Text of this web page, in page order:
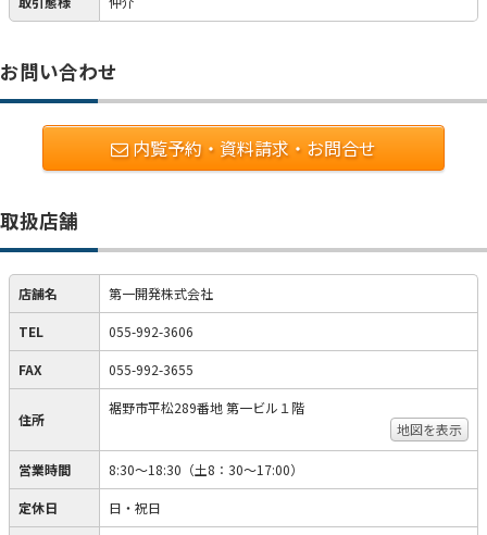
お問い合わせ
内覧予約・資料請求・お問合せ
取扱店舗
店舗名 第一開発株式会社
TEL 055-992-3606
FAX 055-992-3655
住所
裾野市平松289番地 第一ビル１階
地図を表示
営業時間 8:30～18:30（土8：30～17:00）
定休日 日・祝日